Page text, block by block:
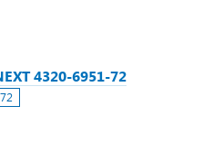
4320-6951-72